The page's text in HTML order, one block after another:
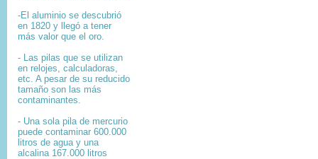
-El aluminio se descubrió
en 1820 y llegó a tener
más valor que el oro.
- Las pilas que se utilizan
en relojes, calculadoras,
etc. A pesar de su reducido
tamaño son las más
contaminantes.
- Una sola pila de mercurio
puede contaminar 600.000
litros de agua y una
alcalina 167.000 litros